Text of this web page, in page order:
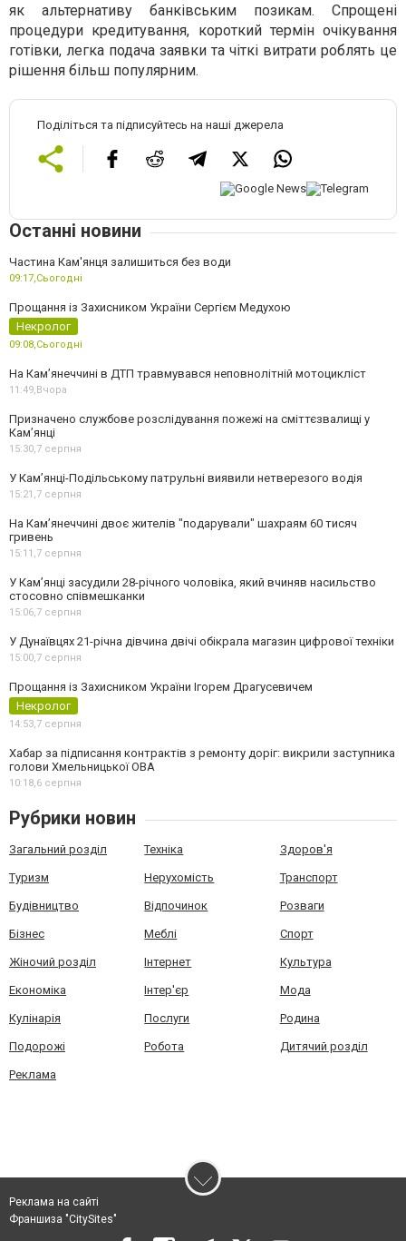
як альтернативу банківським позикам. Спрощені
процедури кредитування, короткий термін очікування
готівки, легка подача заявки та чіткі витрати роблять це
рішення більш популярним.
Поділіться та підписуйтесь на наші джерела
Останні новини
Частина Кам'янця залишиться без води
09:17,Сьогодні
Прощання із Захисником України Сергієм Медухою
Некролог
09:08,Сьогодні
На Кам’янеччині в ДТП травмувався неповнолітній мотоцикліст
11:49, Вчора
Призначено службове розслідування пожежі на сміттєзвалищі у
Кам’янці
15:30,7 серпня
У Кам’янці-Подільському патрульні виявили нетверезого водія
15:21,7 серпня
На Камʼянеччині двоє жителів "подарували" шахраям 60 тисяч
гривень
15:11,7 серпня
У Камʼянці засудили 28-річного чоловіка, який вчиняв насильство
стосовно співмешканки
15:06,7 серпня
У Дунаївцях 21-річна дівчина двічі обікрала магазин цифрової техніки
15:00,7 серпня
Прощання із Захисником України Ігорем Драгусевичем
Некролог
14:53,7 серпня
Хабар за підписання контрактів з ремонту доріг: викрили заступника
голови Хмельницької ОВА
10:18,6 серпня
Рубрики новин
Загальний розділ Техніка Здоров'я
Туризм Нерухомість Транспорт
Будівництво Відпочинок Розваги
Бізнес Меблі Спорт
Жіночий розділ Інтернет Культура
Економіка Інтер'єр Мода
Кулінарія Послуги Родина
Подорожі Робота Дитячий розділ
Реклама
Реклама на сайті
Франшиза "CitySites"